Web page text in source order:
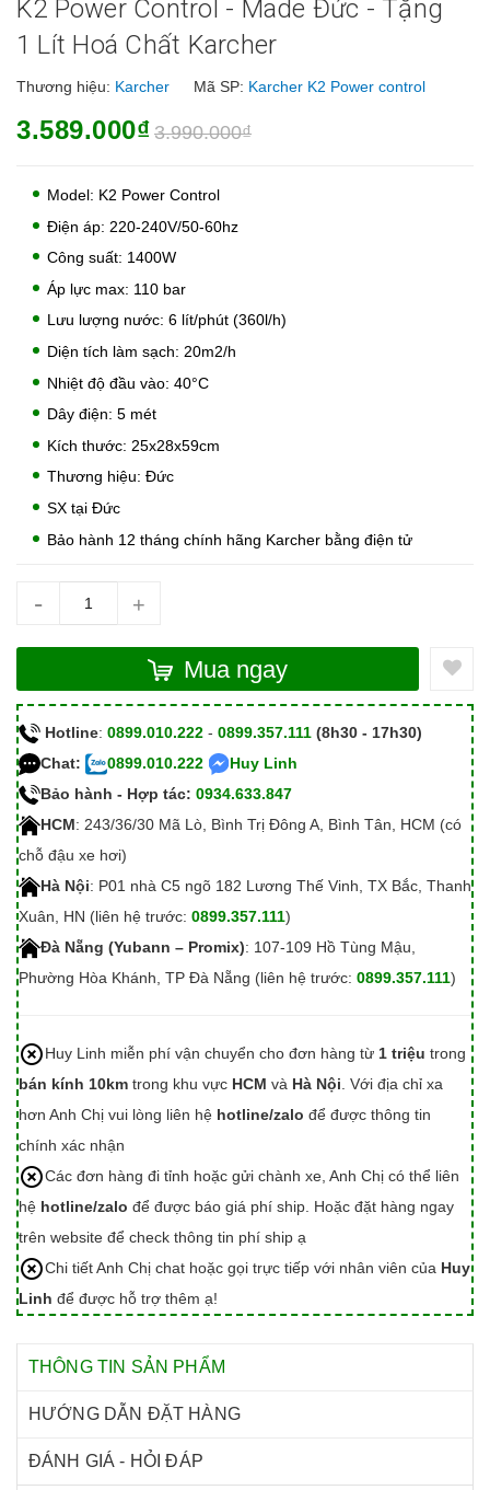
K2 Power Control - Made Đức - Tặng
1 Lít Hoá Chất Karcher
Thương hiệu: Karcher Mã SP: Karcher K2 Power control
3.589.000₫ 3.990.000₫
Model: K2 Power Control
Điện áp: 220-240V/50-60hz
Công suất: 1400W
Áp lực max: 110 bar
Lưu lượng nước: 6 lít/phút (360l/h)
Diện tích làm sạch: 20m2/h
Nhiệt độ đầu vào: 40°C
Dây điện: 5 mét
Kích thước: 25x28x59cm
Thương hiệu: Đức
SX tại Đức
Bảo hành 12 tháng chính hãng Karcher bằng điện tử
- +
Mua ngay
Hotline: 0899.010.222 - 0899.357.111 (8h30 - 17h30)
Chat:
0899.010.222
Huy Linh
Bảo hành - Hợp tác: 0934.633.847
HCM: 243/36/30 Mã Lò, Bình Trị Đông A, Bình Tân, HCM (có
chỗ đậu xe hơi)
Hà Nội: P01 nhà C5 ngõ 182 Lương Thế Vinh, TX Bắc, Thanh
Xuân, HN (liên hệ trước: 0899.357.111)
Đà Nẵng (Yubann – Promix): 107-109 Hồ Tùng Mậu,
Phường Hòa Khánh, TP Đà Nẵng (liên hệ trước: 0899.357.111)
Huy Linh miễn phí vận chuyển cho đơn hàng từ 1 triệu trong
bán kính 10km trong khu vực HCM và Hà Nội . Với địa chỉ xa
hơn Anh Chị vui lòng liên hệ hotline/zalo để được thông tin
chính xác nhận
Các đơn hàng đi tỉnh hoặc gửi chành xe, Anh Chị có thể liên
hệ hotline/zalo để được báo giá phí ship. Hoặc đặt hàng ngay
trên website để check thông tin phí ship ạ
Chi tiết Anh Chị chat hoặc gọi trực tiếp với nhân viên của Huy
Linh để được hỗ trợ thêm ạ!
THÔNG TIN SẢN PHẨM
HƯỚNG DẪN ĐẶT HÀNG
ĐÁNH GIÁ - HỎI ĐÁP